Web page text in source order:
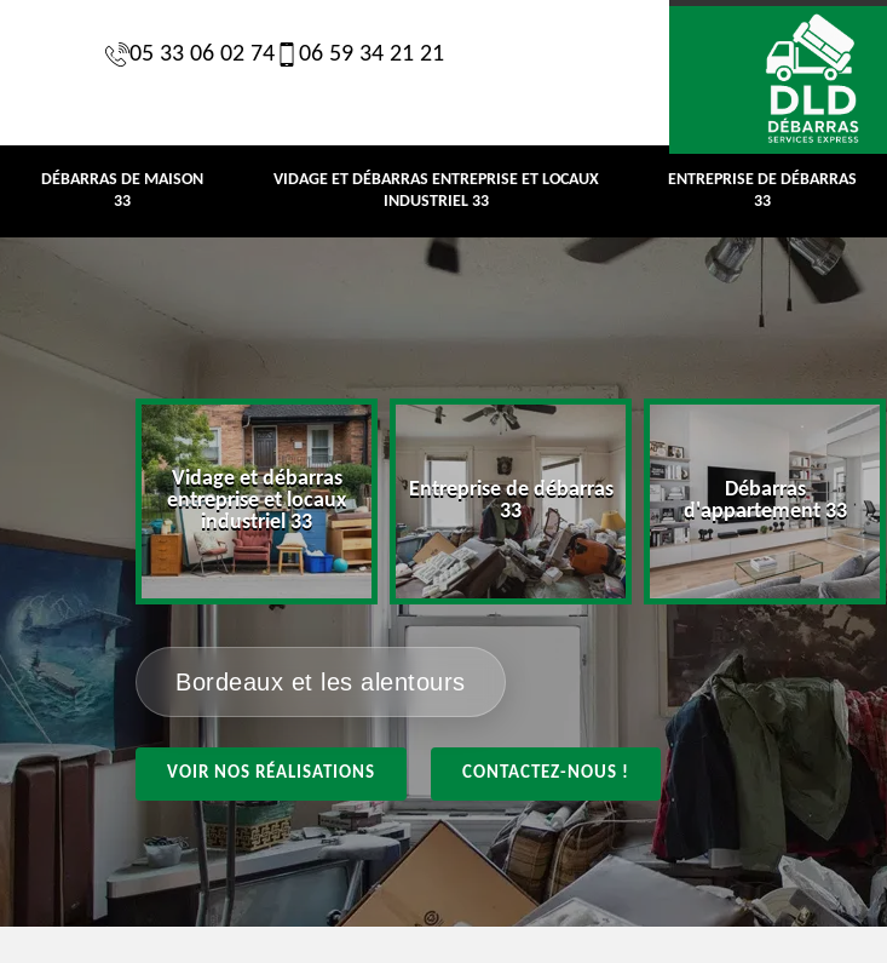
05 33 06 02 74 06 59 34 21 21
DÉBARRAS DE MAISON
33
VIDAGE ET DÉBARRAS ENTREPRISE ET LOCAUX
INDUSTRIEL 33
ENTREPRISE DE DÉBARRAS
33
Vidage et débarras
entreprise et locaux
industriel 33
Entreprise de débarras
33
Débarras
d'appartement 33
Bordeaux et les alentours
VOIR NOS RÉALISATIONS CONTACTEZ-NOUS !